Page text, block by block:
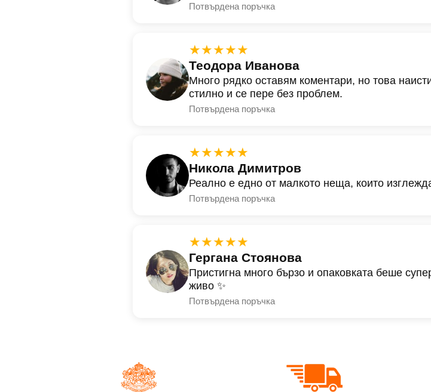
Потвърдена поръчка
★★★★★
Теодора Иванова
Много рядко оставям коментари, но това
стилно и се пере без проблем.
Потвърдена поръчка
★★★★★
Никола Димитров
Реално е едно от малкото неща, които
Потвърдена поръчка
★★★★★
Гергана Стоянова
Пристигна много бързо и опаковката беше
живо ✨
Потвърдена поръчка